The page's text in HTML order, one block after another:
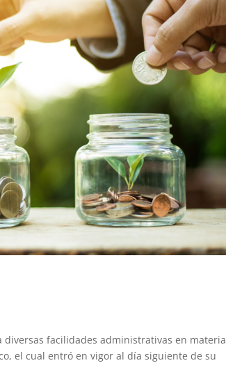
diversas facilidades administrativas en materia
el cual entró en vigor al día siguiente de su